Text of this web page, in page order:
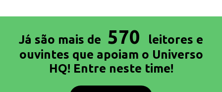
Já são mais de 570
leitores e
ouvintes que apoiam o Universo
HQ! Entre neste time!